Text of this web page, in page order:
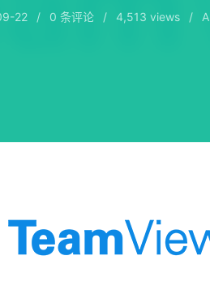
22 / 0 条评论 / 4,513 views /